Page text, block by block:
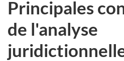
Principales
de l'analyse